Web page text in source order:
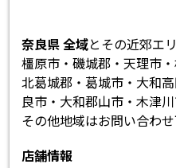
奈良県 全域とその近郊エ
橿原市・磯城郡・天理市
北葛城郡・葛城市・大和
良市・大和郡山市・木津
その他地域はお問い合わせ
店舗情報